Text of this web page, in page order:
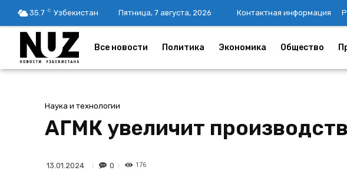
35.7 C Узбекистан Пятница, 7 августа, 2026 Контактная информация
Все новости Политика Экономика Общество
Наука и технологии
АГМК увеличит
13.01.2024 0 176